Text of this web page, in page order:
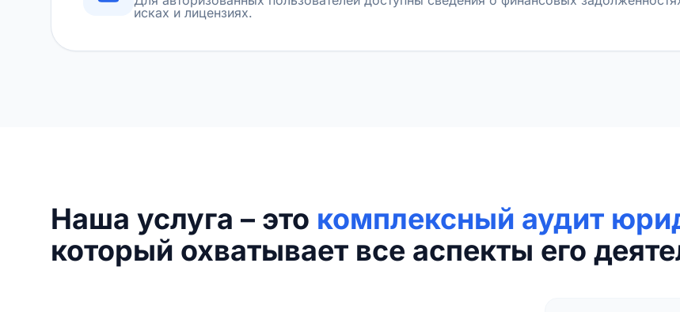
исках и лицензиях.
Наша услуга – это комплексный аудит
который охватывает все аспекты его